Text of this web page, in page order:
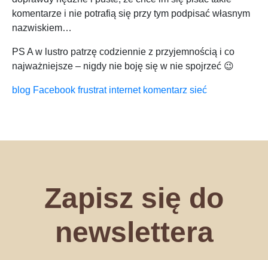
komentarze i nie potrafią się przy tym podpisać własnym
nazwiskiem…
PS A w lustro patrzę codziennie z przyjemnością i co
najważniejsze – nigdy nie boję się w nie spojrzeć 😉
blog Facebook frustrat internet komentarz sieć
Zapisz się do
newslettera